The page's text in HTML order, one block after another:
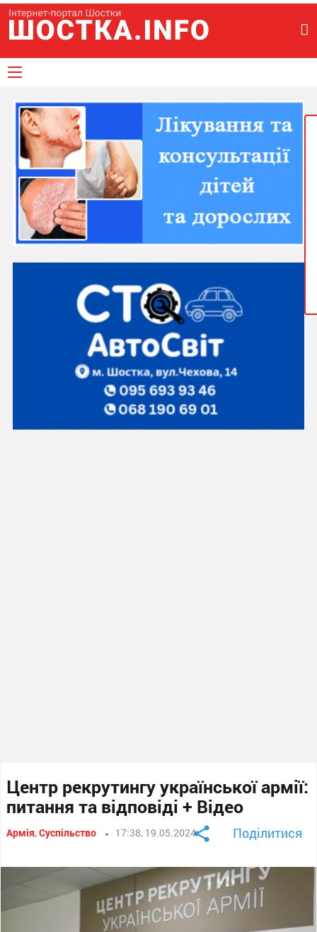
Центр рекрутингу української армії:
питання та відповіді + Відео
Армія,Суспільство 17:38, 19.05.2024 Поділитися